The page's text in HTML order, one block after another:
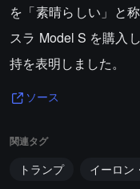
を「素晴らしい」と
スラ Model S を購入
持を表明しました。
ソース
関連タグ
トランプ イーロン